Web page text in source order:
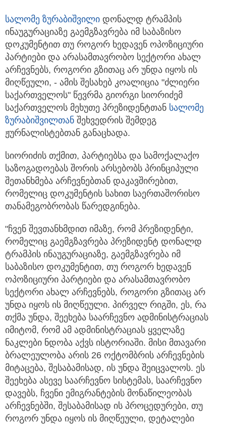
სალომე ზურაბიშვილი დონალდ ტრამპის
ინაუგურაციაზე გაემგზავრება იმ საბაზისო
დოკუმენტით თუ როგორ ხედავენ ოპოზიციური
პარტიები და არასამთავრობო სექტორი ახალ
არჩევნებს, როგორი გზითაც არ უნდა იყოს ის
მიღწეული, - ამის შესახებ კოალიცია "ძლიერი
საქართველოს" წევრმა გიორგი სიორიძემ
საქართველოს მეხუთე პრეზიდენტთან სალომე
ზურაბიშვილთან შეხვედრის შემდეგ
ჟურნალისტებთან განაცხადა.
სიორიძის თქმით, პარტიებსა და სამოქალაქო
საზოგადოებას შორის არსებობს პრინციპული
შეთანხმება არჩევნებთან დაკავშირებით,
რომელიც დოკუმენტის სახით საერთაშორისო
თანამეგობრობას წარედგინება.
"ჩვენ შევთანხმდით იმაზე, რომ პრეზიდენტი,
რომელიც გაემგზავრება პრეზიდენტ დონალდ
ტრამპის ინაუგურაციაზე, გაემგზავრება იმ
საბაზისო დოკუმენტით, თუ როგორ ხედავენ
ოპოზიციური პარტიები და არასამთავრობო
სექტორი ახალ არჩევნებს, როგორი გზითაც არ
უნდა იყოს ის მიღწეული. პირველ რიგში, ეს, რა
თქმა უნდა, შეეხება საარჩევნო ადმინისტრაციას
იმიტომ, რომ ამ ადმინისტრაციას ყველაზე
ნაკლები ნდობა აქვს ისტორიაში. მისი მთავარი
ბრალეულობა არის 26 ოქტომბრის არჩევნების
მიტაცება, შესაბამისად, ის უნდა შეიცვალოს. ეს
შეეხება ასევე საარჩევნო სისტემას, საარჩევნო
დავებს, ჩვენი ემიგრანტების მონაწილეობას
არჩევნებში, შესაბამისად ის პროცედურები, თუ
როგორ უნდა იყოს ის მიღწეული, დეტალები